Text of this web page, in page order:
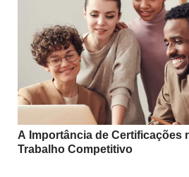
A Importância de Certificações
Trabalho Competitivo